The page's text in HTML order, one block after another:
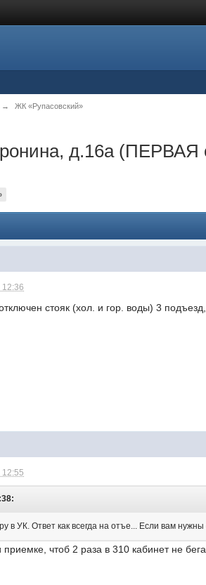
→ ЖК «Рупасовский»
д.16а (ПЕРВАЯ
12:36
стояк (хол. и гор. воды) 3
12:55
в УК. Ответ как всегда на отъе... Если вам
чтоб 2 раза в 310 кабинет не